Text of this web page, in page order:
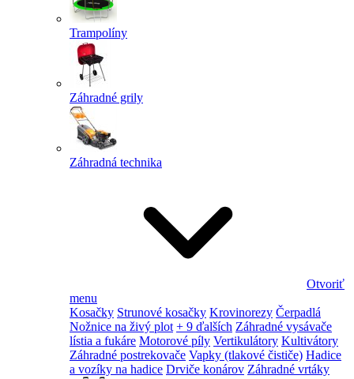
Trampolíny
Záhradné grily
Záhradná technika
Otvoriť
menu
Kosačky Strunové kosačky Krovinorezy Čerpadlá
Nožnice na živý plot + 9 ďalších Záhradné vysávače
lístia a fukáre Motorové píly Vertikulátory Kultivátory
Záhradné postrekovače Vapky (tlakové čističe) Hadice
a vozíky na hadice Drviče konárov Záhradné vrtáky